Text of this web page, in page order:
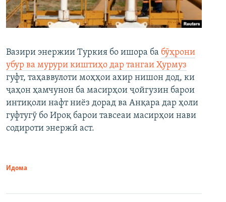
Вазири энержии Туркия бо ишора ба бӯҳрони
убур ва мурури киштиҳо дар тангаи Ҳурмуз
гуфт, таҳаввулоти моҳҳои ахир нишон дод, ки
ҷаҳон ҳамчунон ба масирҳои ҷойгузин барои
интиқоли нафт ниёз дорад ва Анқара дар ҳоли
гуфтугӯ бо Ироқ барои тавсеаи масирҳои нави
содироти энержӣ аст.
Идома